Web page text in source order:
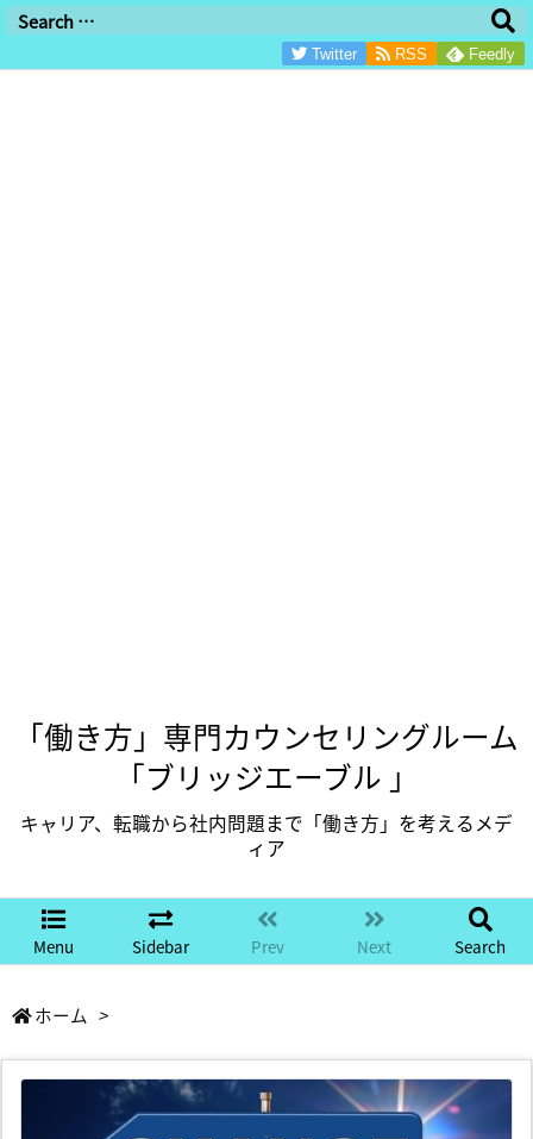
/*グーグル審査用/
「働き方」専門カウンセリングルーム
「ブリッジエーブル 」
キャリア、転職から社内問題まで「働き方」を考えるメデ
ィア
Menu Sidebar Prev Next Search
Twitter RSS Feedly
ホーム >